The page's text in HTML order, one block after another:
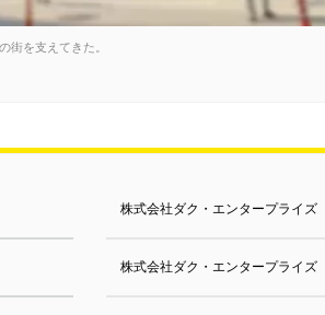
街を支えてきた。
株式会社ダク・エンタープライ
株式会社ダク・エンタープライ